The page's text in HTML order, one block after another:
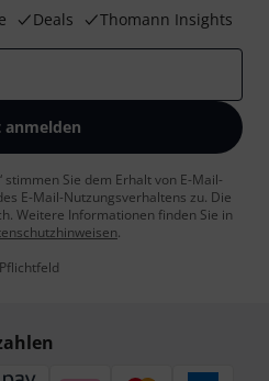
Deals Thomann Insights
anmelden
stimmen Sie dem Erhalt von E-Mail-
E-Mail-Nutzungsverhaltens zu. Die
Weitere Informationen finden Sie in
.